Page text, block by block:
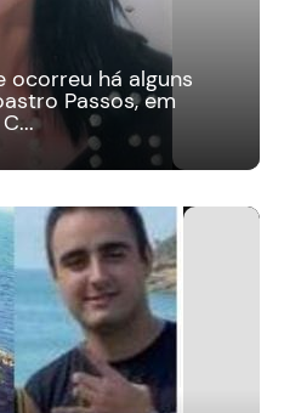
ocorreu há alguns
Passos, em